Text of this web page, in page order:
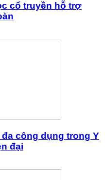
cổ truyền hỗ trợ
công dụng trong Y
đại